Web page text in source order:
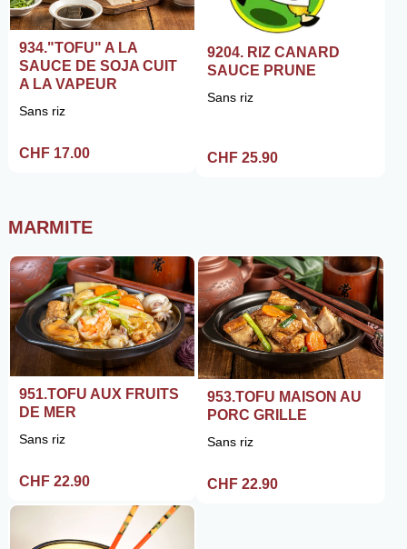
934."TOFU" A LA
SAUCE DE SOJA CUIT
A LA VAPEUR
Sans riz
CHF 17.00
9204. RIZ CANARD
SAUCE PRUNE
Sans riz
CHF 25.90
MARMITE
951.TOFU AUX FRUITS
DE MER
Sans riz
CHF 22.90
953.TOFU MAISON AU
PORC GRILLE
Sans riz
CHF 22.90